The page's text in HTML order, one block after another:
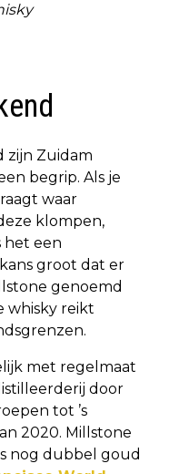
zijn Zuidam
begrip. Als je
waar
klompen,
het een
groot dat er
genoemd
whisky reikt
met regelmaat
door
tot ’s
2020. Millstone
nog dubbel goud